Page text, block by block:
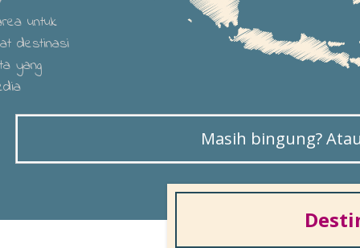
untuk
destinasi
yang
Masih bingung?